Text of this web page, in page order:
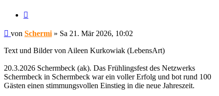
Beitrag
von Schermi » Sa 21. Mär 2026, 10:02
Text und Bilder von Aileen Kurkowiak (LebensArt)
20.3.2026 Schermbeck (ak). Das Frühlingsfest des Netzwerks
Schermbeck in Schermbeck war ein voller Erfolg und bot rund 100
Gästen einen stimmungsvollen Einstieg in die neue Jahreszeit.